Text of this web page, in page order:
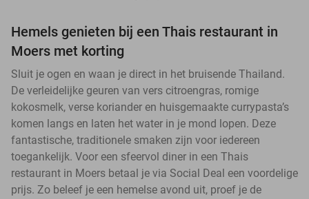
Hemels genieten bij een Thais restaurant in
Moers met korting
Sluit je ogen en waan je direct in het bruisende Thailand.
De verleidelijke geuren van vers citroengras, romige
kokosmelk, verse koriander en huisgemaakte currypasta’s
komen langs en laten het water in je mond lopen. Deze
fantastische, traditionele smaken zijn voor iedereen
toegankelijk. Voor een sfeervol diner in een Thais
restaurant in Moers betaal je via Social Deal een voordelige
prijs. Zo beleef je een hemelse avond uit, proef je de